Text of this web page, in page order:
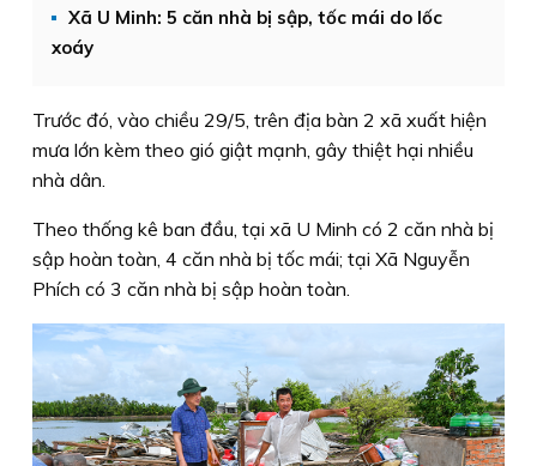
Xã U Minh: 5 căn nhà bị sập, tốc mái do lốc
xoáy
Trước đó, vào chiều 29/5, trên địa bàn 2 xã xuất hiện
mưa lớn kèm theo gió giật mạnh, gây thiệt hại nhiều
nhà dân.
Theo thống kê ban đầu, tại xã U Minh có 2 căn nhà bị
sập hoàn toàn, 4 căn nhà bị tốc mái; tại Xã Nguyễn
Phích có 3 căn nhà bị sập hoàn toàn.